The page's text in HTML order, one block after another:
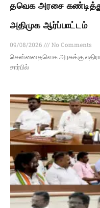
தவெக அரசை
அதிமுக ஆர்ப்பாட்டம்
09/08/2026
No Comments
சென்னைதவெக அரசுக்கு
சார்பில்